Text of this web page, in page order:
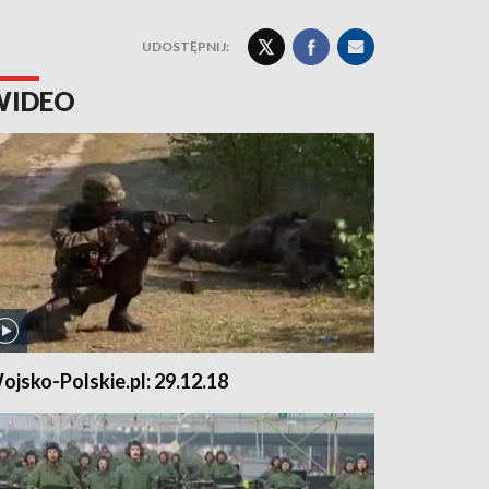
UDOSTĘPNIJ:
Polskie.pl: 29.12.18